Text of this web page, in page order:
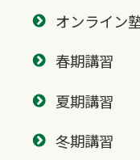
オンライン
春期講習
夏期講習
冬期講習